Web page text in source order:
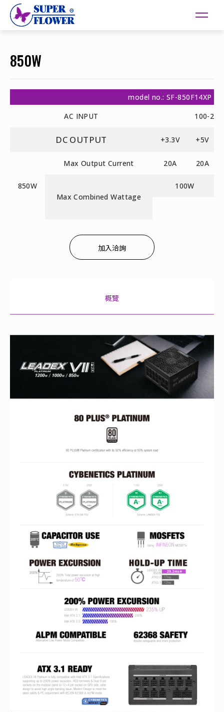
850W
model no.: SF-850F14XP
AC INPUT
100-
DC OUTPUT +3.3V +5V
850W
Max Output Current 20A 20A
Max Combined Wattage
100W
加入洽詢
概覽